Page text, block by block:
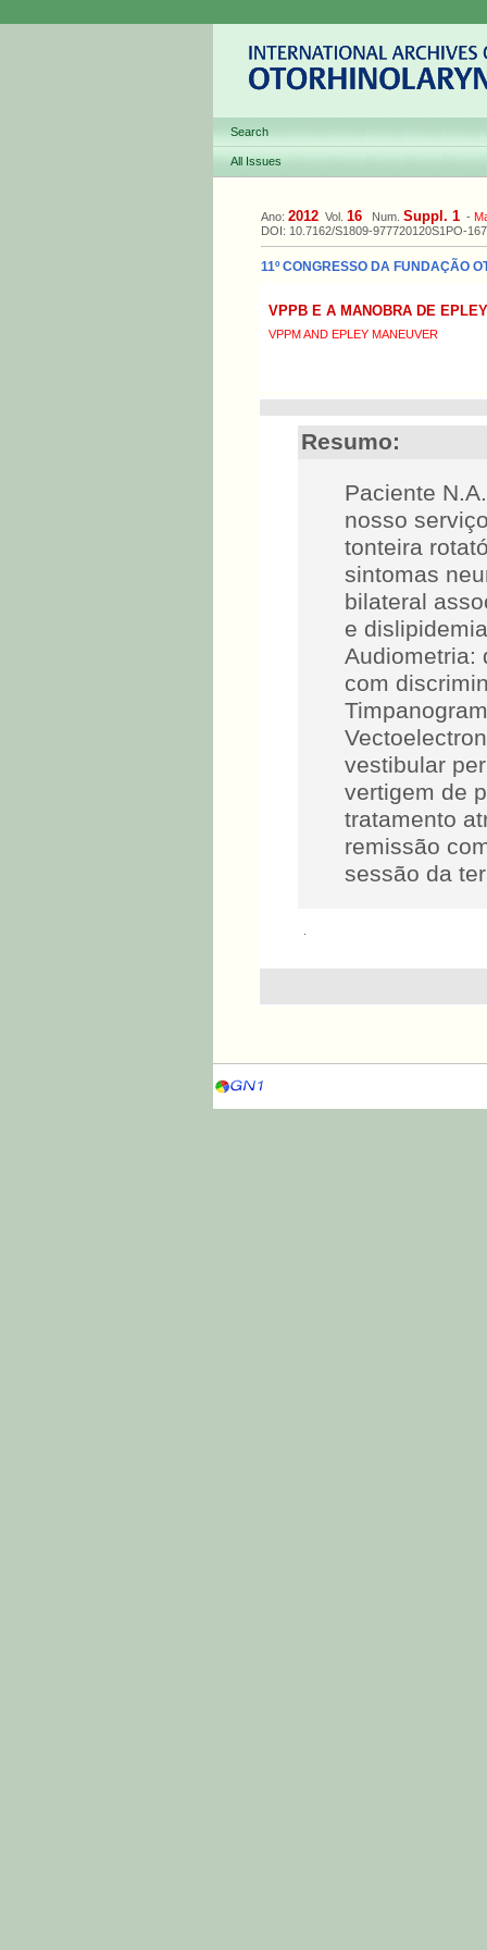
Search
All Issues
Ano: 2012 Vol. 16 Num. Suppl. 1 -
DOI: 10.7162/S1809-977720120S1PO-167
11º CONGRESSO DA FUNDAÇÃO
VPPB E A MANOBRA DE EPLEY
VPPM AND EPLEY MANEUVER
Resumo:
Paciente
nosso
tonteira
sintomas
bilateral
e
Audiometria:
com
vestibular
vertigem de
tratamento
remissão
sessão da